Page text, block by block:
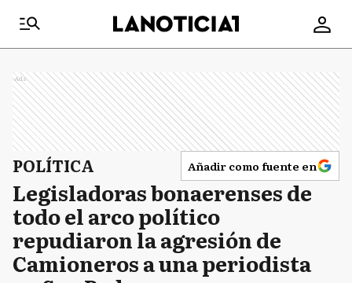
Ads
POLÍTICA Añadir como fuente en
Legisladoras bonaerenses de
todo el arco político
repudiaron la agresión de
Camioneros a una periodista